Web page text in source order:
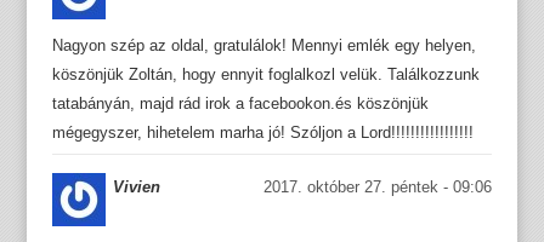
Nagyon szép az oldal, gratulálok! Mennyi emlék egy helyen,
köszönjük Zoltán, hogy ennyit foglalkozl velük. Találkozzunk
tatabányán, majd rád irok a facebookon.és köszönjük
mégegyszer, hihetelem marha jó! Szóljon a Lord!!!!!!!!!!!!!!!!!
Vivien 2017. október 27. péntek - 09:06